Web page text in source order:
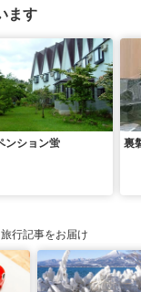
ます
ション蛍 裏
行記事をお届け